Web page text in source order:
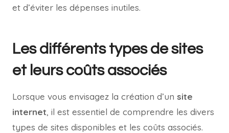
et d’éviter les dépenses inutiles.
Les différents types de sites
et leurs coûts associés
Lorsque vous envisagez la création d’un site
internet, il est essentiel de comprendre les divers
types de sites disponibles et les coûts associés.